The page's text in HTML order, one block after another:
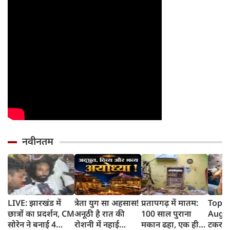
नवीनतम
LIVE: झारखंड में
छात्रों का प्रदर्शन, CM
सोरेन ने बनाई 4
त्रेता युग सा अहसास!
अनूठी है रात की
रोशनी में नहाई
प्रतापगढ़ में मातम:
100 साल पुराना
मकान ढहा, एक ही
Top